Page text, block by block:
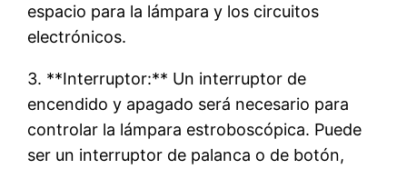
espacio para la lámpara y los circuitos
electrónicos.
3. **Interruptor:** Un interruptor de
encendido y apagado será necesario para
controlar la lámpara estroboscópica. Puede
ser un interruptor de palanca o de botón,